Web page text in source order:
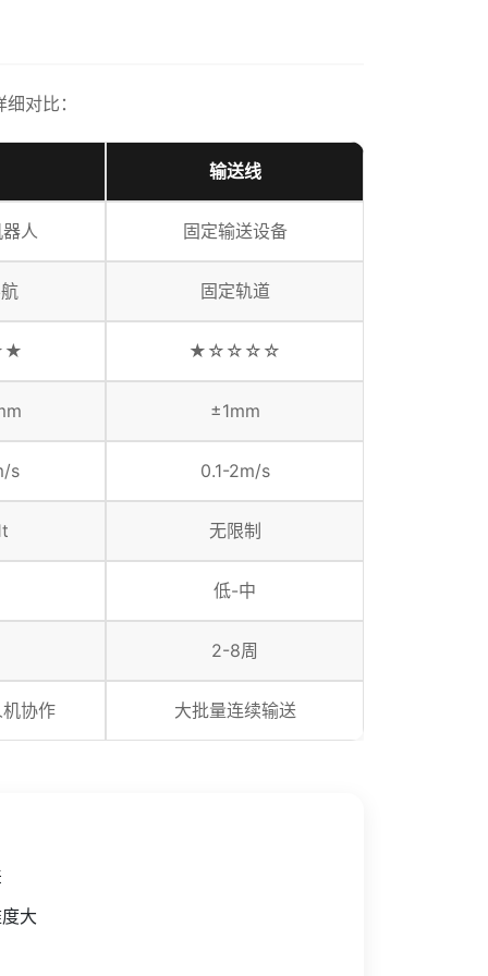
对比：
输送线
人 固定输送设备
固定轨道
★☆☆☆☆
±1mm
s 0.1-2m/s
无限制
低-中
2-8周
协作 大批量连续输送
大